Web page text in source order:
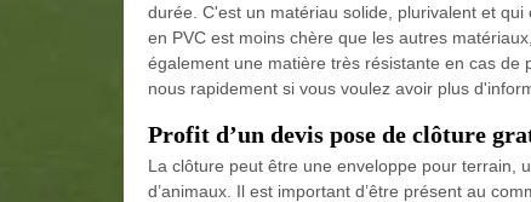
durée. C'est un matériau solide, plurivalent et
en PVC est moins chère que les autres
également une matière très résistante en cas
nous rapidement si vous voulez avoir plus
Profit d’un devis pose de clôture
La clôture peut être une enveloppe pour terrain,
d’animaux. Il est important d’être présent au